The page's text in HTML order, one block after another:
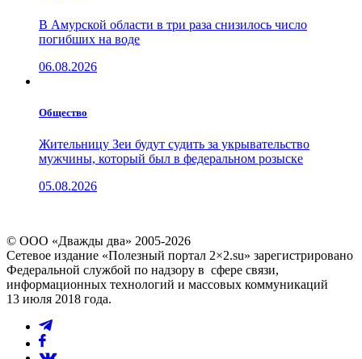
В Амурской области в три раза снизилось число
погибших на воде
06.08.2026
Общество
Жительницу Зеи будут судить за укрывательство
мужчины, который был в федеральном розыске
05.08.2026
© ООО «Дважды два» 2005-2026
Сетевое издание «Полезный портал 2×2.su» зарегистрировано
Федеральной службой по надзору в сфере связи,
информационных технологий и массовых коммуникаций
13 июля 2018 года.